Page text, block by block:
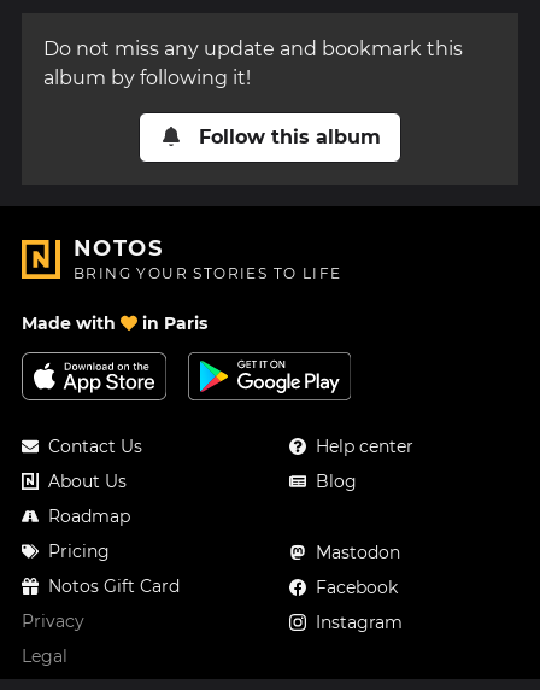
Do not miss any update and bookmark this
album by following it!
Follow this album
NOTOS
BRING YOUR STORIES TO LIFE
Made with in Paris
Contact Us
About Us
Roadmap
Pricing
Notos Gift Card
Privacy
Legal
Help center
Blog
Mastodon
Facebook
Instagram